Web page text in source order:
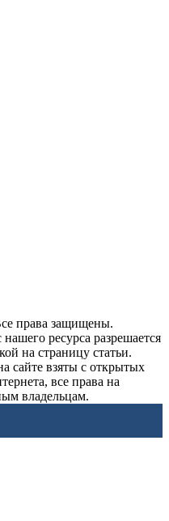
права защищены.
ресурса разрешается
на страницу статьи.
сайте взяты с открытых
все права на
владельцам.